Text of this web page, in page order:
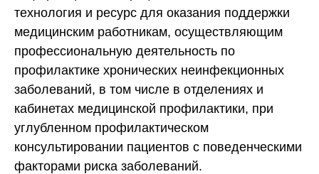
технология и ресурс для оказания поддержки
медицинским работникам, осуществляющим
профессиональную деятельность по
профилактике хронических неинфекционных
заболеваний, в том числе в отделениях и
кабинетах медицинской профилактики, при
углубленном профилактическом
консультировании пациентов с поведенческими
факторами риска заболеваний.